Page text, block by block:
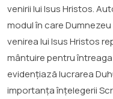
venirii lui Isus Hristos.
modul în care
venirea lui Isus Hristos
mântuire pentru
evidențiază lucrarea
importanța înțelegerii